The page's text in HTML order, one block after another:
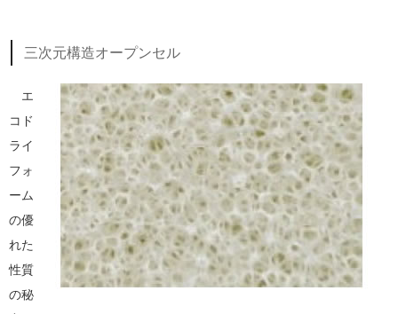
三次元構造オープンセル
エ
コド
ライ
フォ
ーム
の優
れた
性質
の秘